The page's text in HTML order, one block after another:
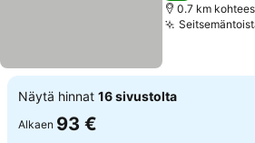
0.7 km
Näytä hinnat 16 sivustolta
Alkaen 93 €